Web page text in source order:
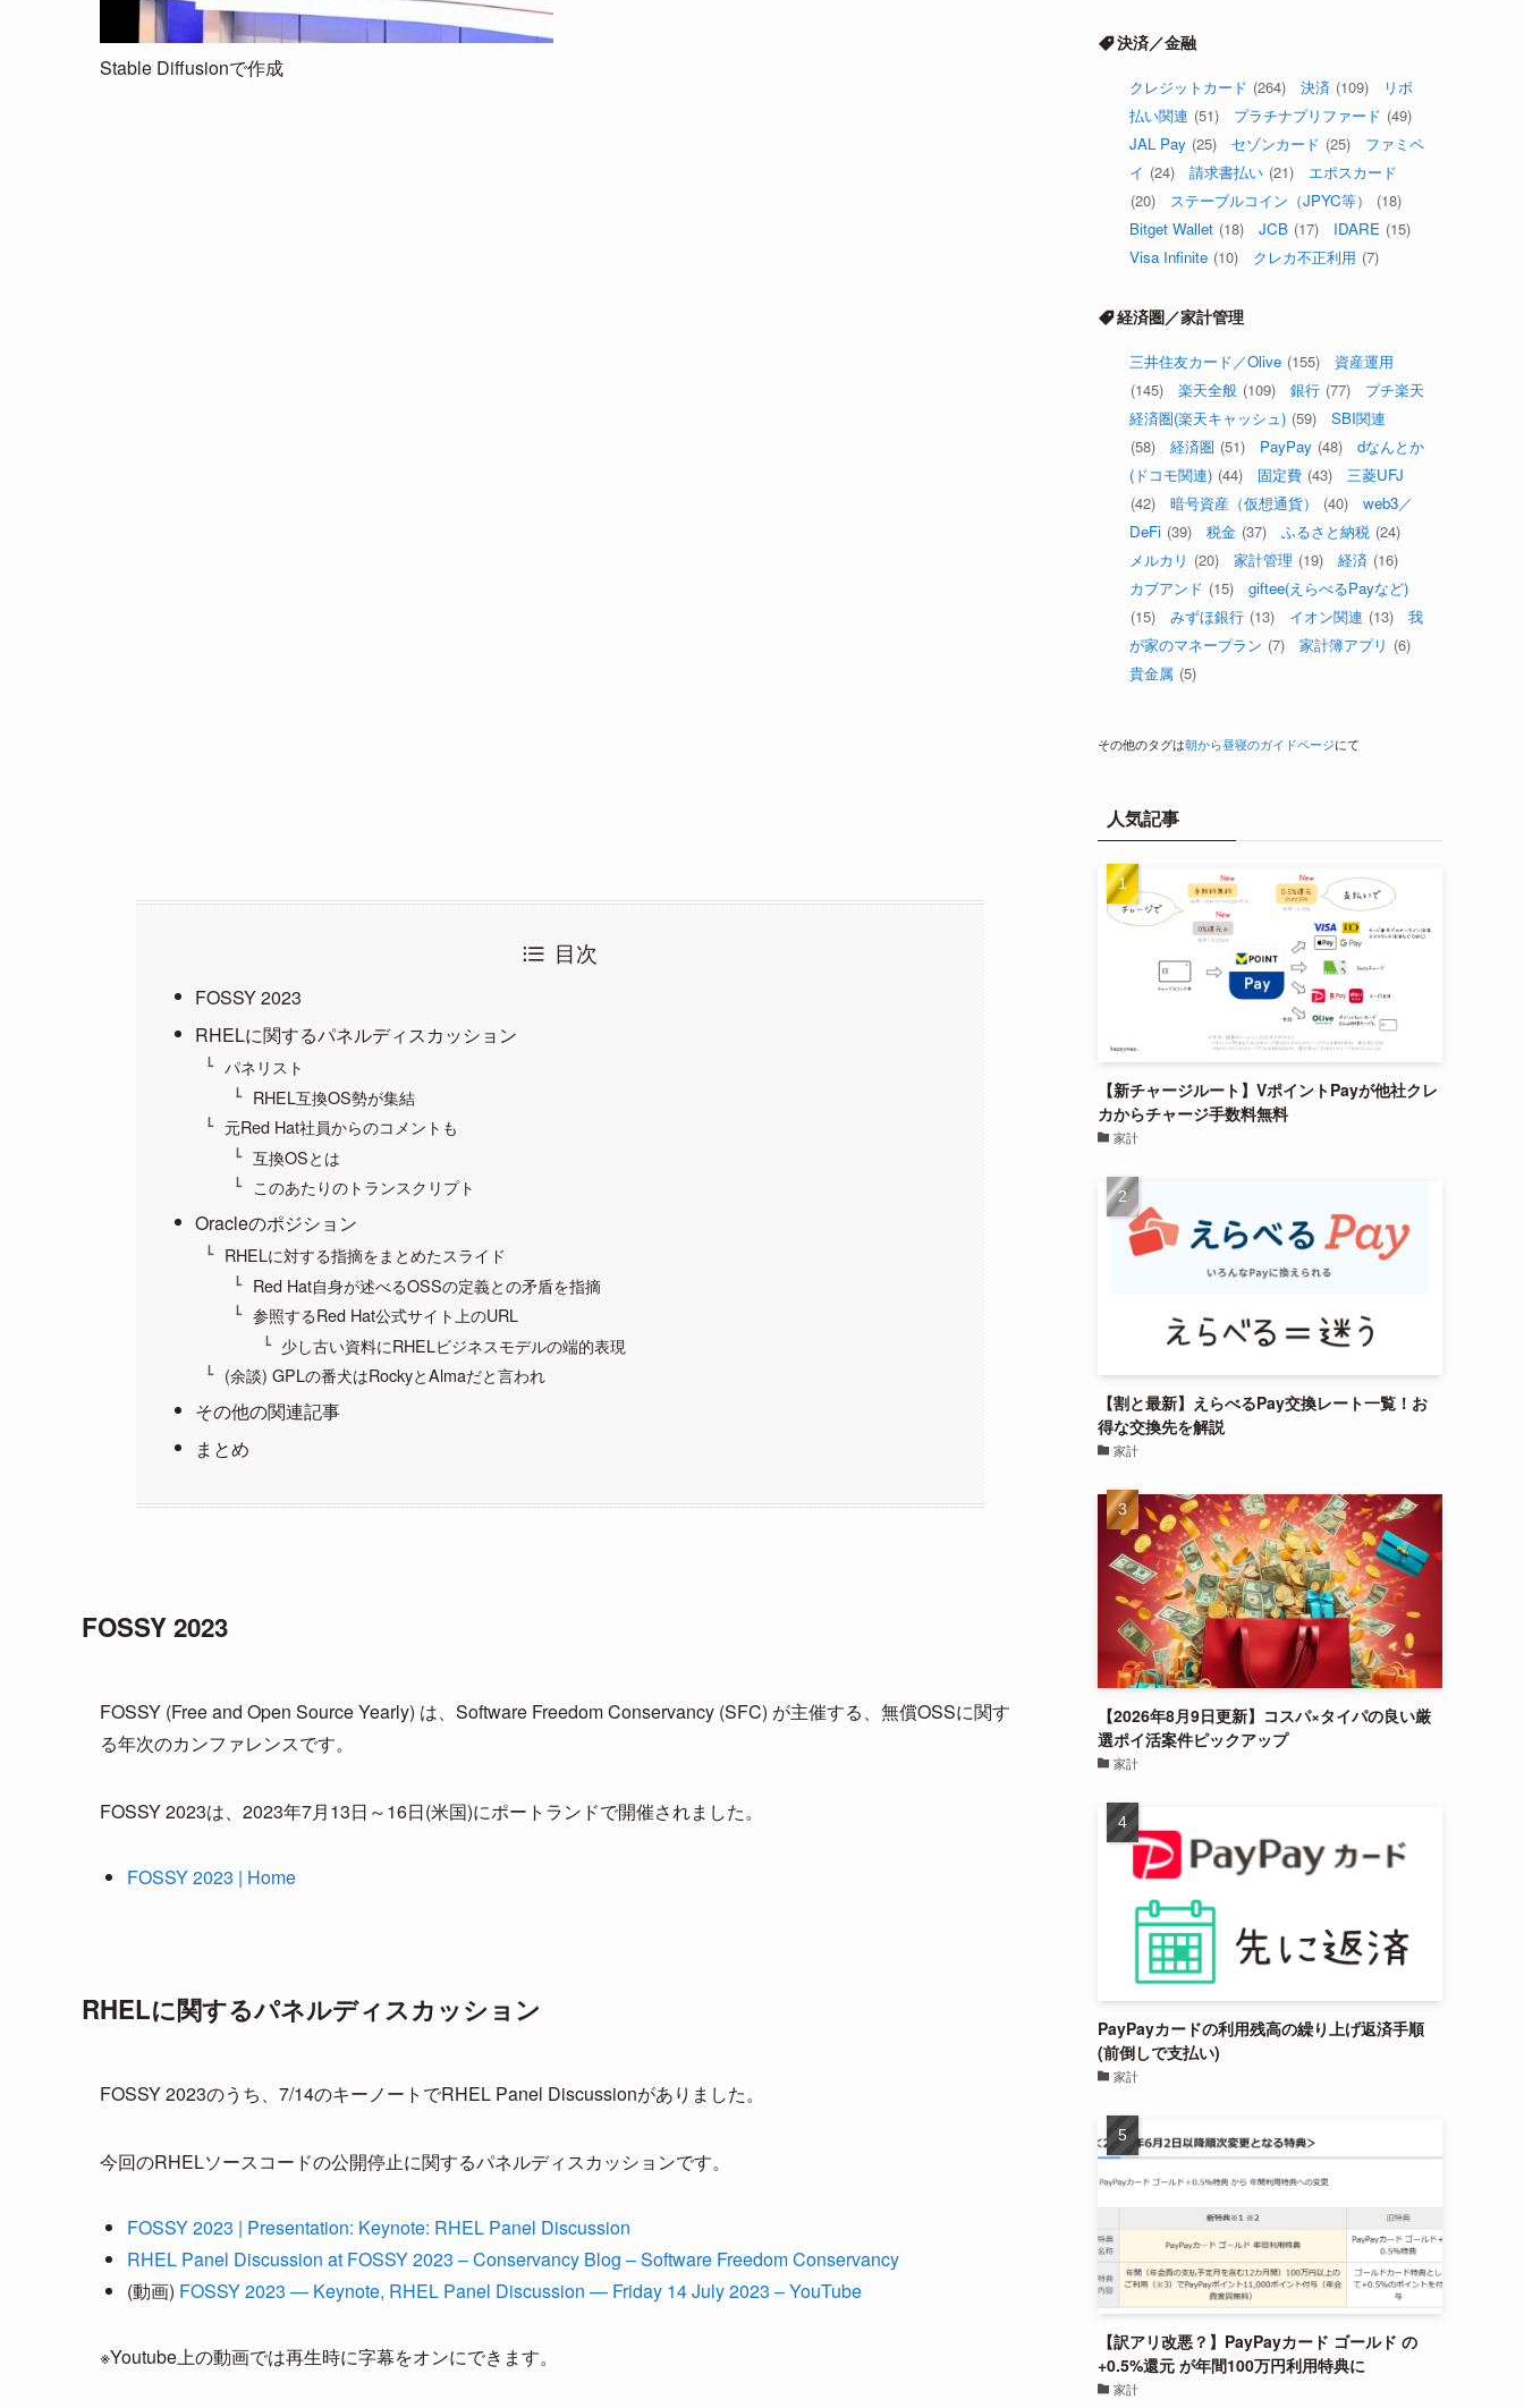
Stable Diffusionで作成
目次
FOSSY 2023
RHELに関するパネルディスカッション
パネリスト
RHEL互換OS勢が集結
元Red Hat社員からのコメントも
互換OSとは
このあたりのトランスクリプト
Oracleのポジション
RHELに対する指摘をまとめたスライド
Red Hat自身が述べるOSSの定義との矛盾を指摘
参照するRed Hat公式サイト上のURL
少し古い資料にRHELビジネスモデルの端的表現
(余談) GPLの番犬はRockyとAlmaだと言われ
その他の関連記事
まとめ
FOSSY 2023
FOSSY (Free and Open Source Yearly) は、Software Freedom Conservancy (SFC) が主催する、無償OSSに関す
る年次のカンファレンスです。
FOSSY 2023は、2023年7月13日～16日(米国)にポートランドで開催されました。
FOSSY 2023 | Home
RHELに関するパネルディスカッション
FOSSY 2023のうち、7/14のキーノートでRHEL Panel Discussionがありました。
今回のRHELソースコードの公開停止に関するパネルディスカッションです。
FOSSY 2023 | Presentation: Keynote: RHEL Panel Discussion
RHEL Panel Discussion at FOSSY 2023 – Conservancy Blog – Software Freedom Conservancy
(動画) FOSSY 2023 — Keynote, RHEL Panel Discussion — Friday 14 July 2023 – YouTube
※Youtube上の動画では再生時に字幕をオンにできます。
決済／金融
クレジットカード (264) 決済 (109)
リボ
払い関連 (51) プラチナプリファード (49)
JAL Pay (25) セゾンカード (25)
ファミペ
イ (24) 請求書払い (21)
エポスカード
(20)
ステーブルコイン（JPYC等）
(18)
Bitget Wallet (18) JCB (17) IDARE (15)
Visa Infinite (10) クレカ不正利用 (7)
経済圏／家計管理
三井住友カード／Olive (155)
資産運用
(145)
楽天全般 (109) 銀行 (77)
プチ楽天
経済圏(楽天キャッシュ) (59)
SBI関連
(58)
経済圏 (51) PayPay (48)
dなんとか
(ドコモ関連) (44) 固定費 (43)
三菱UFJ
(42)
暗号資産（仮想通貨） (40)
web3／
DeFi (39) 税金 (37) ふるさと納税 (24)
メルカリ (20) 家計管理 (19) 経済 (16)
カブアンド (15)
giftee(えらべるPayなど)
(15)
みずほ銀行 (13) イオン関連 (13)
我
が家のマネープラン (7) 家計簿アプリ (6)
貴金属 (5)
その他のタグは朝から昼寝のガイドページにて
人気記事
【新チャージルート】VポイントPayが他社クレ
カからチャージ手数料無料
家計
【割と最新】えらべるPay交換レート一覧！お
得な交換先を解説
家計
【2026年8月9日更新】コスパ×タイパの良い厳
選ポイ活案件ピックアップ
家計
PayPayカードの利用残高の繰り上げ返済手順
(前倒しで支払い)
家計
【訳アリ改悪？】PayPayカード ゴールド の
+0.5%還元 が年間100万円利用特典に
家計